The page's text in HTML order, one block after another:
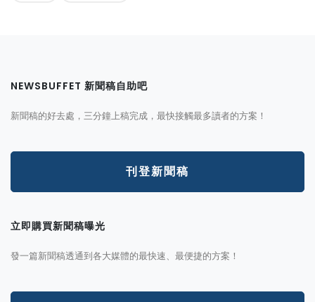
NEWSBUFFET 新聞稿自助吧
新聞稿的好去處，三分鐘上稿完成，最快接觸最多讀者的方案！
刊登新聞稿
立即購買新聞稿曝光
發一篇新聞稿透通到各大媒體的最快速、最便捷的方案！